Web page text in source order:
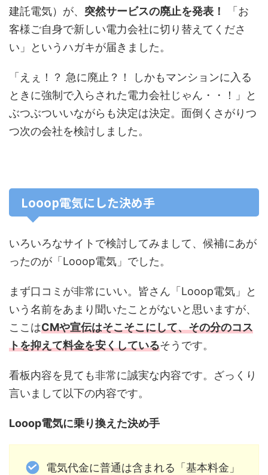
建託電気）が、 突然サービスの廃止を発表！ 「お
客様ご自身で新しい電力会社に切り替えてくださ
い 」というハガキが届きました。
「えぇ！？ 急に廃止？！ しかもマンションに入る
ときに強制で入らされた電力会社じゃん・・！」と
ぶつぶついいながらも決定は決定。面倒くさがりつ
つ次の会社を検討しました。
Looop電気にした決め手
いろいろなサイトで検討してみまして、候補にあが
ったのが「Looop電気」でした。
まず口コミが非常にいい。皆さん「Looop電気」と
いう名前をあまり聞いたことがないと思いますが、
ここはCMや宣伝はそこそこにして、その分のコス
トを抑えて料金を安くしているそうです。
看板内容を見ても非常に誠実な内容です。ざっくり
言いまして以下の内容です。
Looop電気に乗り換えた決め手
電気代金に普通は含まれる「基本料金」